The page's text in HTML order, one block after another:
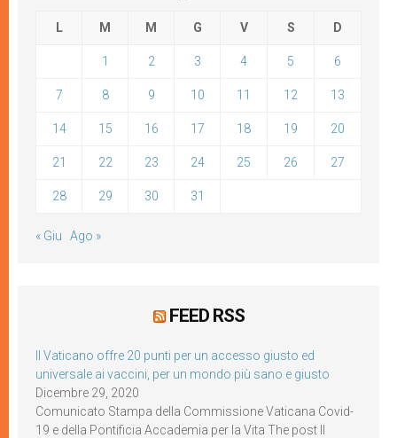
L M M G V S D
1 2 3 4 5 6
7 8 9 10 11 12 13
14 15 16 17 18 19 20
21 22 23 24 25 26 27
28 29 30 31
« Giu Ago »
FEED RSS
Il Vaticano offre 20 punti per un accesso giusto ed
universale ai vaccini, per un mondo più sano e giusto
Dicembre 29, 2020
Comunicato Stampa della Commissione Vaticana Covid-
19 e della Pontificia Accademia per la Vita The post Il